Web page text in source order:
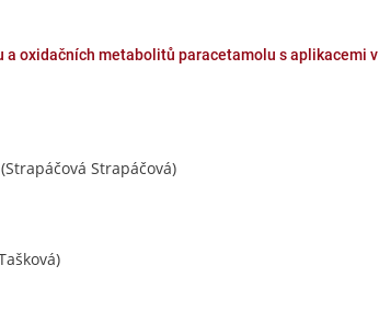
oxidačních metabolitů paracetamolu s aplikacemi v
(Strapáčová Strapáčová)